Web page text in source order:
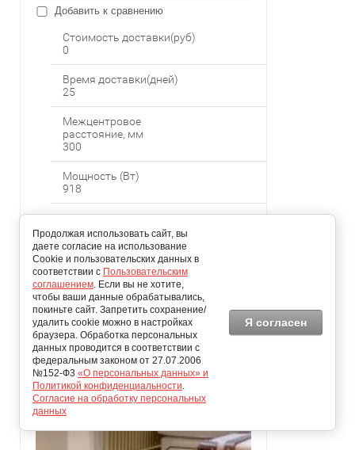
Добавить к сравнению
Стоимость доставки(руб)
0
Время доставки(дней)
25
Межцентровое
расстояние, мм
300
Мощность (Вт)
918
Число секций
34
Тип монтажа конвектора
Настенны
й
Продолжая использовать сайт, вы
даете согласие на использование
Cookie и пользовательских данных в
соответствии с Пользовательским
соглашением. Если вы не хотите,
чтобы ваши данные обрабатывались,
покиньте сайт. Запретить сохранение/
удалить cookie можно в настройках
браузера. Обработка персональных
данных проводится в соответствии с
федеральным законом от 27.07.2006
№152-Ф3 «О персональных данных» и
Политикой конфиденциальности.
Согласие на обработку персональных
данных
Я согласен